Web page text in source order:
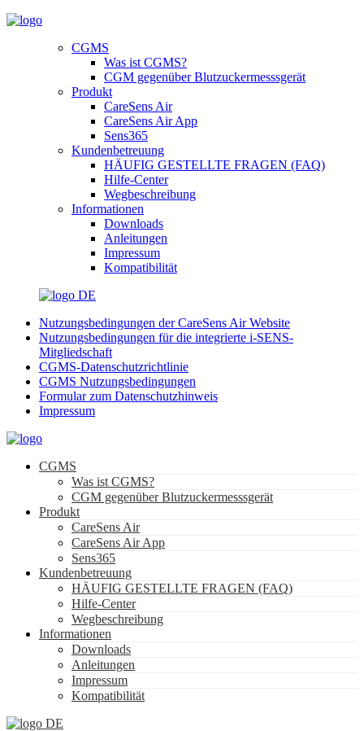
CGMS
Was ist CGMS?
CGM gegenüber Blutzuckermesssgerät
Produkt
CareSens Air
CareSens Air App
Sens365
Kundenbetreuung
HÄUFIG GESTELLTE FRAGEN (FAQ)
Hilfe-Center
Wegbeschreibung
Informationen
Downloads
Anleitungen
Impressum
Kompatibilität
DE
Nutzungsbedingungen der CareSens Air Website
Nutzungsbedingungen für die integrierte i-SENS-
Mitgliedschaft
CGMS-Datenschutzrichtlinie
CGMS Nutzungsbedingungen
Formular zum Datenschutzhinweis
Impressum
CGMS
Was ist CGMS?
CGM gegenüber Blutzuckermesssgerät
Produkt
CareSens Air
CareSens Air App
Sens365
Kundenbetreuung
HÄUFIG GESTELLTE FRAGEN (FAQ)
Hilfe-Center
Wegbeschreibung
Informationen
Downloads
Anleitungen
Impressum
Kompatibilität
DE